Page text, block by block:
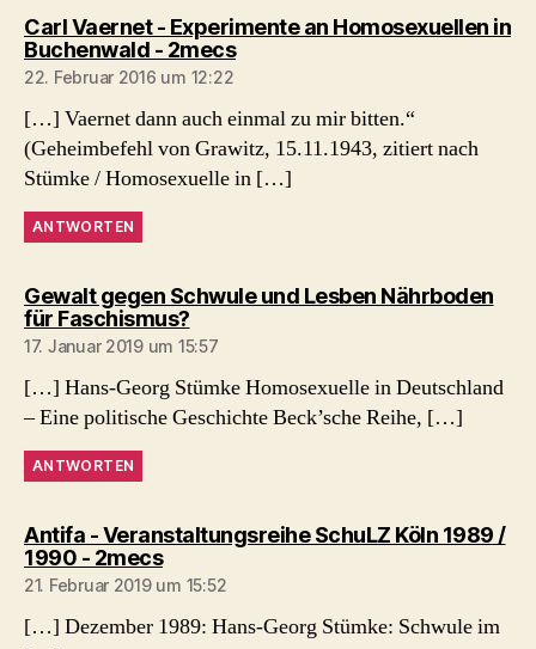
Carl Vaernet - Experimente an Homosexuellen in
Buchenwald - 2mecssagt:
22. Februar 2016 um 12:22
[…] Vaernet dann auch einmal zu mir bitten.“
(Geheimbefehl von Grawitz, 15.11.1943, zitiert nach
Stümke / Homosexuelle in […]
ANTWORTEN
Gewalt gegen Schwule und Lesben Nährboden
für Faschismus?sagt:
17. Januar 2019 um 15:57
[…] Hans-Georg Stümke Homosexuelle in Deutschland
– Eine politische Geschichte Beck’sche Reihe, […]
ANTWORTEN
Antifa - Veranstaltungsreihe SchuLZ Köln 1989 /
1990 - 2mecssagt:
21. Februar 2019 um 15:52
[…] Dezember 1989: Hans-Georg Stümke: Schwule im